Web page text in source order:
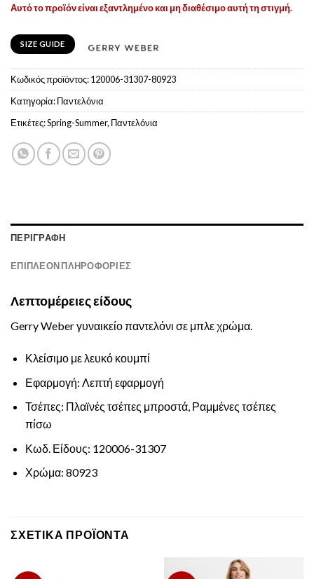
Αυτό το προϊόν είναι εξαντλημένο και μη διαθέσιμο αυτή τη στιγμή.
SIZE GUIDE
Κωδικός προϊόντος:120006-31307-80923
Κατηγορία:Παντελόνια
Ετικέτες:Spring-Summer, Παντελόνια
ΠΕΡΙΓΡΑΦΉ
ΕΠΙΠΛΈΟΝ ΠΛΗΡΟΦΟΡΊΕΣ
Λεπτομέρειες είδους
Gerry Weber γυναικείο παντελόνι σε μπλε χρώμα.
Κλείσιμο με λευκό κουμπί
Εφαρμογή: Λεπτή εφαρμογή
Τσέπες: Πλαϊνές τσέπες μπροστά, Ραμμένες τσέπες
πίσω
Κωδ. Είδους: 120006-31307
Χρώμα: 80923
ΣΧΕΤΙΚΆ ΠΡΟΪΌΝΤΑ